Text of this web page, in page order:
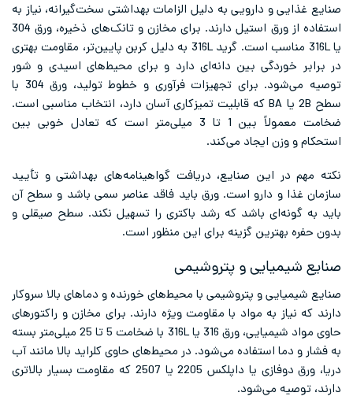
صنایع غذایی و دارویی به دلیل الزامات بهداشتی سخت‌گیرانه، نیاز به
استفاده از ورق استیل دارند. برای مخازن و تانک‌های ذخیره، ورق 304
یا 316L مناسب است. گرید 316L به دلیل کربن پایین‌تر، مقاومت بهتری
در برابر خوردگی بین دانه‌ای دارد و برای محیط‌های اسیدی و شور
توصیه می‌شود. برای تجهیزات فرآوری و خطوط تولید، ورق 304 با
سطح 2B یا BA که قابلیت تمیزکاری آسان دارد، انتخاب مناسبی است.
ضخامت معمولاً بین 1 تا 3 میلی‌متر است که تعادل خوبی بین
استحکام و وزن ایجاد می‌کند.
نکته مهم در این صنایع، دریافت گواهینامه‌های بهداشتی و تأیید
سازمان غذا و دارو است. ورق باید فاقد عناصر سمی باشد و سطح آن
باید به گونه‌ای باشد که رشد باکتری را تسهیل نکند. سطح صیقلی و
بدون حفره بهترین گزینه برای این منظور است.
صنایع شیمیایی و پتروشیمی
صنایع شیمیایی و پتروشیمی با محیط‌های خورنده و دماهای بالا سروکار
دارند که نیاز به مواد با مقاومت ویژه دارند. برای مخازن و راکتورهای
حاوی مواد شیمیایی، ورق 316 یا 316L با ضخامت 5 تا 25 میلی‌متر بسته
به فشار و دما استفاده می‌شود. در محیط‌های حاوی کلراید بالا مانند آب
دریا، ورق دوفازی یا داپلکس 2205 یا 2507 که مقاومت بسیار بالاتری
دارند، توصیه می‌شود.